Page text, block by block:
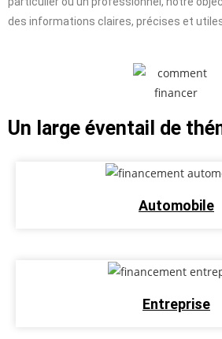
des informations claires, précises et
Un large éventail de
Automobile
Entreprise